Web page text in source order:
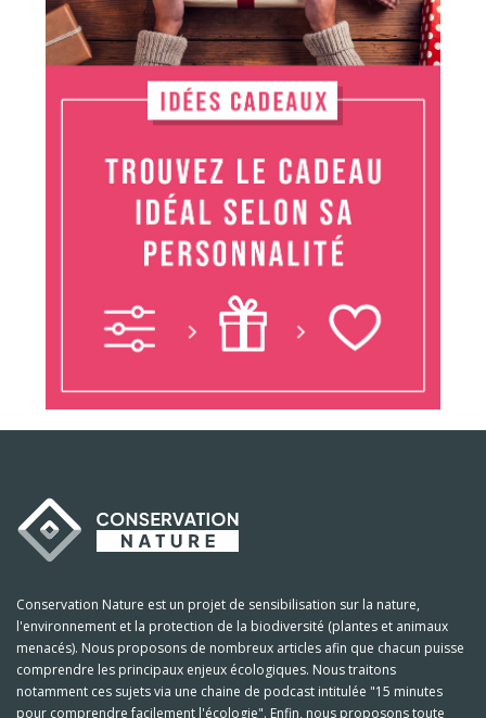
Conservation Nature est un projet de sensibilisation sur la nature,
l'environnement et la protection de la biodiversité (plantes et animaux
menacés). Nous proposons de nombreux articles afin que chacun puisse
comprendre les principaux enjeux écologiques. Nous traitons
notamment ces sujets via une chaine de podcast intitulée "15 minutes
pour comprendre facilement l'écologie". Enfin, nous proposons toute